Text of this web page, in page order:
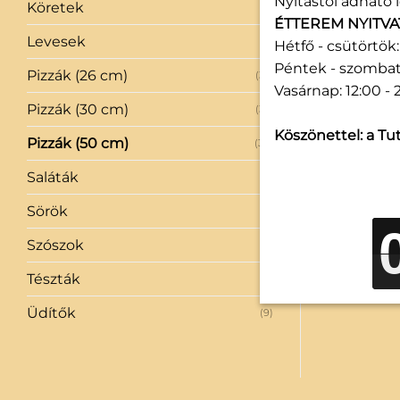
Köretek
Levesek
Pizzák (26 cm) (35)
Pizzák (30 cm) (35)
Pizzák (50 cm) (34)
Saláták
Sörök
Szószok
Tészták
Üdítők (9)
ÉTTEREM
Hétfő - csütörtök:
Péntek -
Vasárnap: 12:00 -
Köszönettel: a